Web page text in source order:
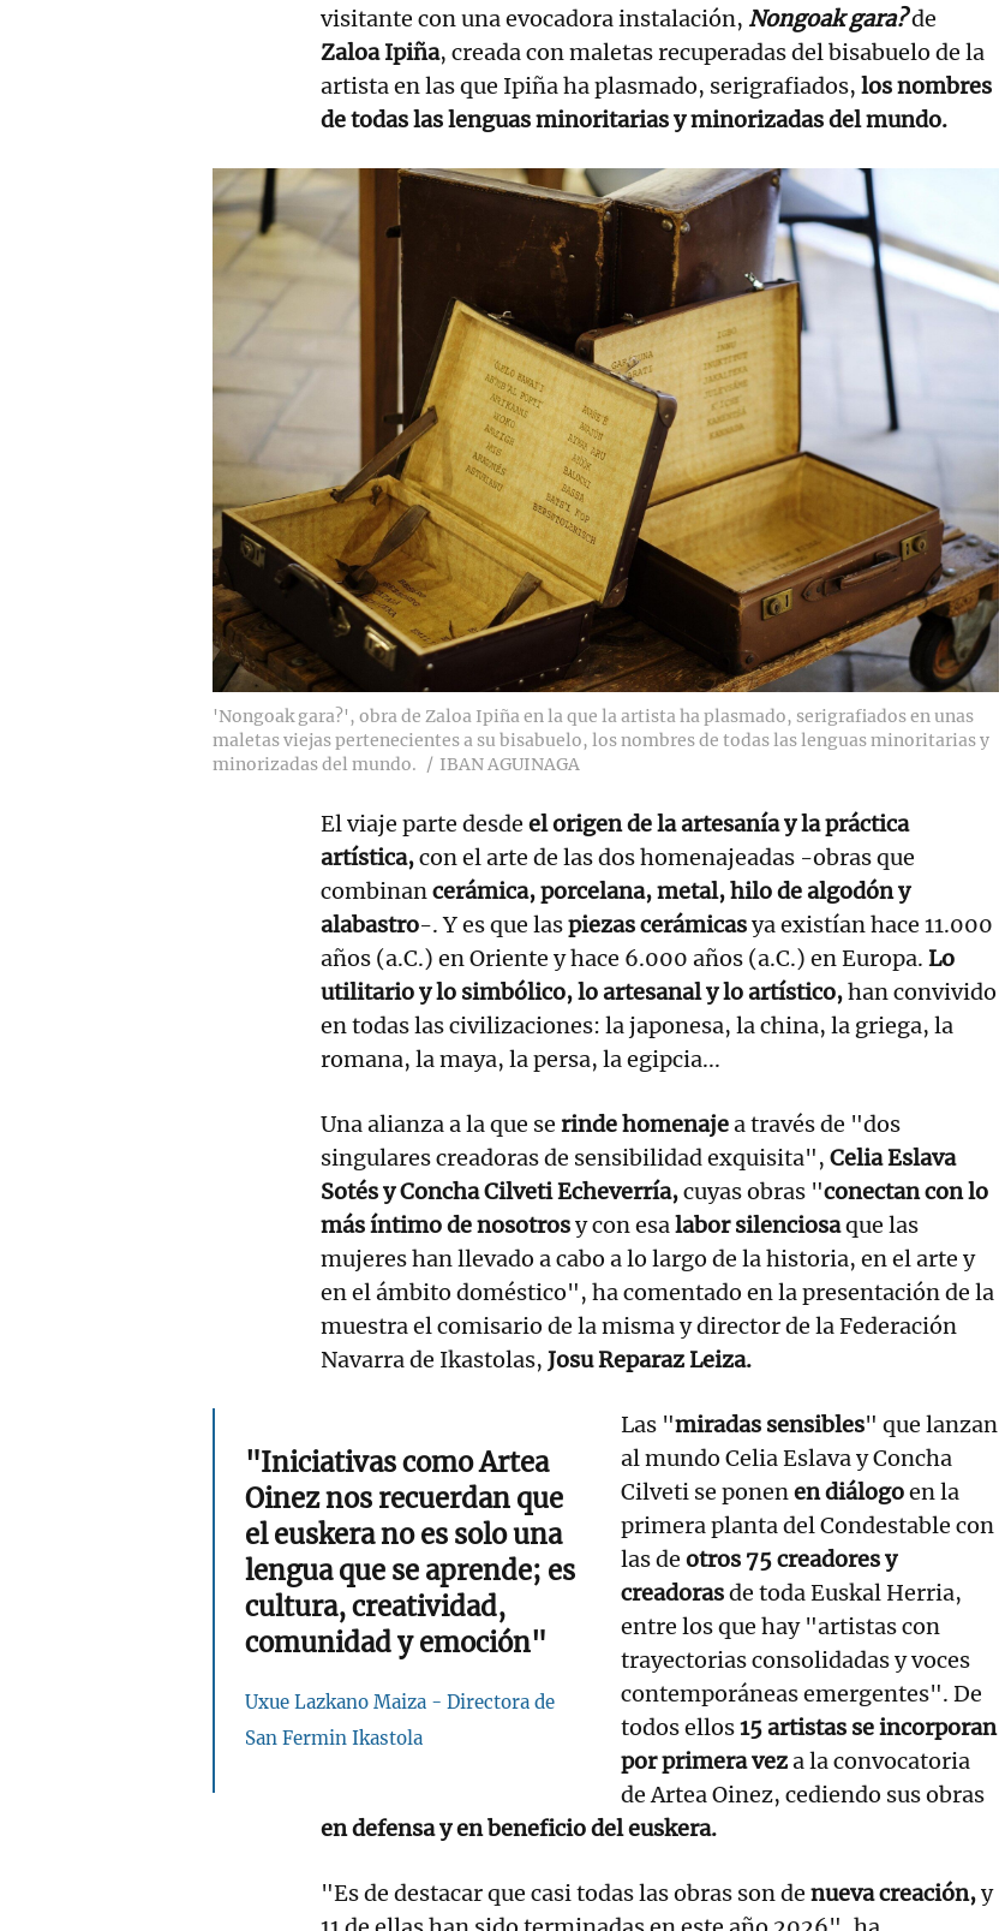
visitante con una evocadora instalación, Nongoak gara?de
Zaloa Ipiña, creada con maletas recuperadas del bisabuelo de la
artista en las que Ipiña ha plasmado, serigrafiados, los nombres
de todas las lenguas minoritarias y minorizadas del mundo.
'Nongoak gara?', obra de Zaloa Ipiña en la que la artista ha plasmado, serigrafiados en unas
maletas viejas pertenecientes a su bisabuelo, los nombres de todas las lenguas minoritarias y
minorizadas del mundo.
IBAN AGUINAGA
El viaje parte desde el origen de la artesanía y la práctica
artística,con el arte de las dos homenajeadas -obras que
combinancerámica, porcelana, metal, hilo de algodón y
alabastro-. Y es que laspiezas cerámicasya existían hace 11.000
años (a.C.) en Oriente y hace 6.000 años (a.C.) en Europa. Lo
utilitario y lo simbólico, lo artesanal y lo artístico,han convivido
en todas las civilizaciones: la japonesa, la china, la griega, la
romana, la maya, la persa, la egipcia...
Una alianza a la que se rinde homenajea través de "dos
singulares creadoras de sensibilidad exquisita", Celia Eslava
Sotés y Concha Cilveti Echeverría,cuyas obras "conectan con lo
más íntimo de nosotrosy con esalabor silenciosaque las
mujeres han llevado a cabo a lo largo de la historia, en el arte y
en el ámbito doméstico", ha comentado en la presentación de la
muestra el comisario de la misma y director de la Federación
Navarra de Ikastolas, Josu Reparaz Leiza.
"Iniciativas como Artea
Oinez nos recuerdan que
el euskera no es solo una
lengua que se aprende; es
cultura, creatividad,
comunidad y emoción"
Uxue Lazkano Maiza - Directora de
San Fermin Ikastola
Las "miradas sensibles" que lanzan
al mundo Celia Eslava y Concha
Cilveti se ponenen diálogoen la
primera planta del Condestable con
las de otros 75 creadores y
creadorasde toda Euskal Herria,
entre los que hay "artistas con
trayectorias consolidadas y voces
contemporáneas emergentes". De
todos ellos15 artistas se incorporan
por primera veza la convocatoria
de Artea Oinez, cediendo sus obras
en defensa y en beneficio del euskera.
"Es de destacar que casi todas las obras son de nueva creación,y